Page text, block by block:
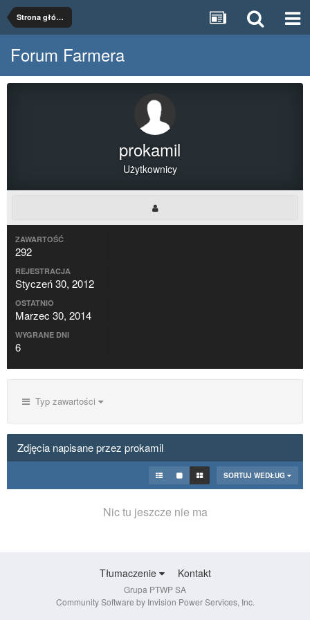
Strona główna
Forum Farmera
prokamil
Użytkownicy
ZAWARTOŚĆ
292
REJESTRACJA
Styczeń 30, 2012
OSTATNIO
Marzec 30, 2014
WYGRANE DNI
6
Typ zawartości
Zdjęcia napisane przez prokamil
SORTUJ WEDŁUG
Nic tu jeszcze nie ma
Tłumaczenie Kontakt
Grupa PTWP SA
Community Software by Invision Power Services, Inc.